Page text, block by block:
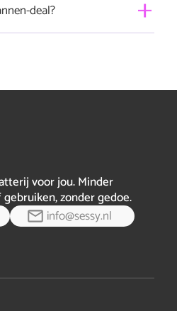
Let op, voor een
energie (kWh) en
voor je.
deal?
dat hij of zij via jou komt,
voor jou. Minder
zonder gedoe.
info@sessy.nl